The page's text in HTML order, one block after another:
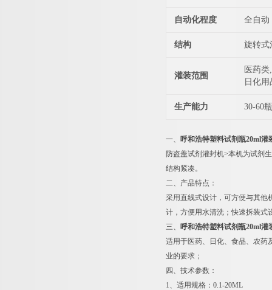
自动化程度 全自动
结构 旋转式
灌装范围
医药
日化
生产能力 30-60
一、 呼和浩特塑料试剂瓶20ml灌
防盗盖试剂灌封机>本机为试剂
结构紧凑。
二、产品特点：
采用直线式设计，可方便与其他
计，方便用水清洗；快速拆装式
三、 呼和浩特塑料试剂瓶20ml灌
适用于医药、日化、食品、农药
业的要求；
四、技术参数：
1、适用规格：0.1-20ML